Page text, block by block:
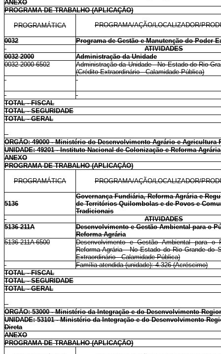
ANEXO
PROGRAMA DE TRABALHO (APLICAÇÃO)
PROGRAMÁTICA PROGRAMA/AÇÃO/LOCALIZADOR/
0032
Programa de Gestão e Manutenção do Poder
ATIVIDADES
0032 2000
Administração da Unidade
0032 2000 6502
Administração da Unidade - No Estado do Rio
(Crédito Extraordinário - Calamidade Pública)
TOTAL - FISCAL
TOTAL - SEGURIDADE
TOTAL - GERAL
ÓRGÃO: 49000 - Ministério do Desenvolvimento Agrário e Agricultura
UNIDADE: 49201 - Instituto Nacional de Colonização e Reforma Agrária
ANEXO
PROGRAMA DE TRABALHO (APLICAÇÃO)
PROGRAMÁTICA PROGRAMA/AÇÃO/LOCALIZADOR/
5136
Governança Fundiária, Reforma Agrária e
de Territórios Quilombolas e de Povos e
Tradicionais
ATIVIDADES
5136 211A
Desenvolvimento e Gestão Ambiental para o
Reforma Agrária
5136 211A 6500
Desenvolvimento e Gestão Ambiental para o
Reforma Agrária - No Estado do Rio Grande do
Extraordinário - Calamidade Pública)
Família atendida (unidade): 4.326 (Acréscimo)
TOTAL - FISCAL
TOTAL - SEGURIDADE
TOTAL - GERAL
ÓRGÃO: 53000 - Ministério da Integração e do Desenvolvimento
UNIDADE: 53101 - Ministério da Integração e do Desenvolvimento
Direta
ANEXO
PROGRAMA DE TRABALHO (APLICAÇÃO)